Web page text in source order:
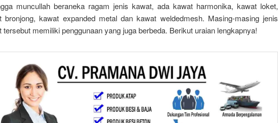
muncullah beraneka ragam jenis kawat, ada kawat harmonika, kawat loket,
bronjong, kawat expanded metal dan kawat weldedmesh. Masing-masing jenis
tersebut memiliki penggunaan yang juga berbeda. Berikut uraian lengkapnya!